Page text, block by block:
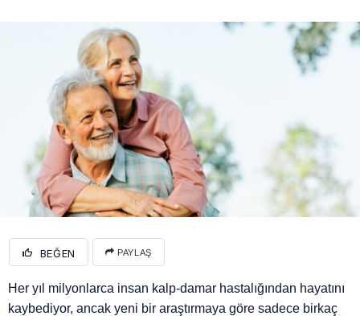
BEĞEN PAYLAŞ
Her yıl milyonlarca insan kalp-damar hastalığından hayatını
kaybediyor, ancak yeni bir araştırmaya göre sadece birkaç